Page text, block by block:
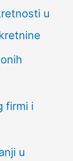
u
firmi i
u